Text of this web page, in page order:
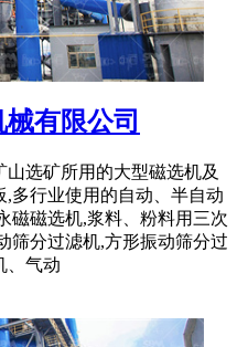
有限公司
选矿所用的大型磁选机及
多行业使用的自动、半自动
磁磁选机,浆料、粉料用三次
筛分过滤机,方形振动筛分过
、气动